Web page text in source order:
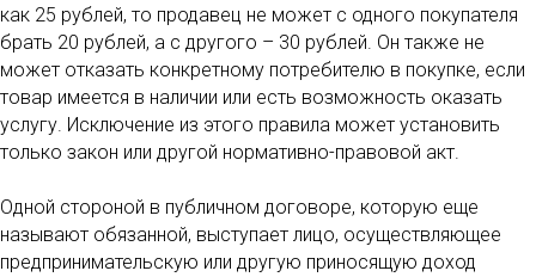
как 25 рублей, то продавец не может с одного покупателя
брать 20 рублей, а с другого – 30 рублей. Он также не
может отказать конкретному потребителю в покупке, если
товар имеется в наличии или есть возможность оказать
услугу. Исключение из этого правила может установить
только закон или другой нормативно-правовой акт.
Одной стороной в публичном договоре, которую еще
называют обязанной, выступает лицо, осуществляющее
предпринимательскую или другую приносящую доход